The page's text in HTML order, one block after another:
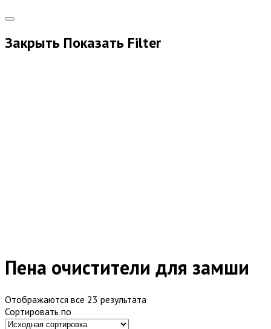
Закрыть Показать Filter
Пена очистители для замши
Отображаются все 23 результата
Сортировать по